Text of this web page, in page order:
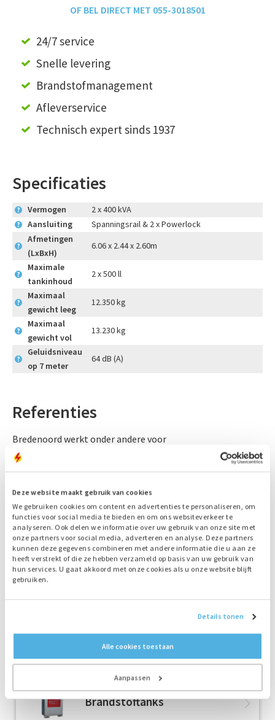
Deze website maakt gebruik van cookies
We gebruiken cookies om content en advertenties te personaliseren, om
functies voor social media te bieden en om ons websiteverkeer te
analyseren. Ook delen we informatie over uw gebruik van onze site met
onze partners voor social media, adverteren en analyse. Deze partners
kunnen deze gegevens combineren met andere informatie die u aan ze
heeft verstrekt of die ze hebben verzameld op basis van uw gebruik van
hun services. U gaat akkoord met onze cookies als u onze website blijft
gebruiken.
Details tonen
Alle cookies toestaan
Aanpassen
OF BEL DIRECT MET 055-3018501
24/7 service
Snelle levering
Brandstofmanagement
Afleverservice
Technisch expert sinds 1937
Specificaties
? Vermogen 2 x 400 kVA
? Aansluiting Spanningsrail & 2 x Powerlock
?
Afmetingen
(LxBxH)
6.06 x 2.44 x 2.60m
?
Maximale
tankinhoud
2 x 500 ll
?
Maximaal
gewicht leeg
12.350 kg
?
Maximaal
gewicht vol
13.230 kg
?
Geluidsniveau
op 7 meter
64 dB (A)
Referenties
Bredenoord werkt onder andere voor
Opzoek naar de ideale samenstelling? Onze technisch
adviseur denkt graag met u mee!
Brandstoftanks